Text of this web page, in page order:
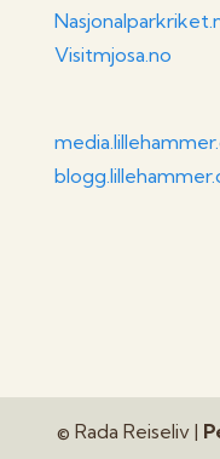
Visitmjosa.no
© Rada Reiseliv |